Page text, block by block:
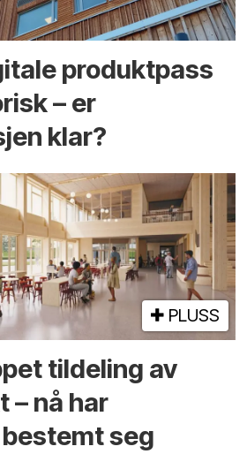
produktpass
– er
klar?
PLUSS
tildeling av
– nå har
seg